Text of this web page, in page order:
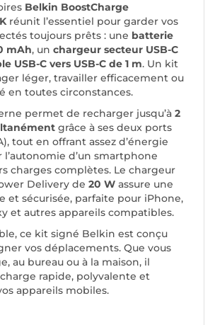
Belkin BoostCharge
réunit l’essentiel pour garder vos
toujours prêts : une batterie
mAh, un chargeur secteur USB-C
USB-C vers USB-C de 1 m. Un kit
léger, travailler efficacement ou
en toutes circonstances.
permet de recharger jusqu’à 2
grâce à ses deux ports
tout en offrant assez d’énergie
d’un smartphone
charges complètes. Le chargeur
Delivery de 20 W assure une
et sécurisée, parfaite pour iPhone,
et autres appareils compatibles.
ce kit signé Belkin est conçu
vos déplacements. Que vous
au bureau ou à la maison, il
rapide, polyvalente et
appareils mobiles.